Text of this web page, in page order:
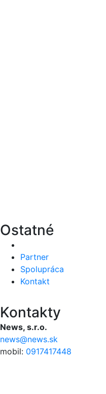
Ostatné
Partner
Spolupráca
Kontakt
Kontakty
News, s.r.o.
news@news.sk
mobil: 0917417448